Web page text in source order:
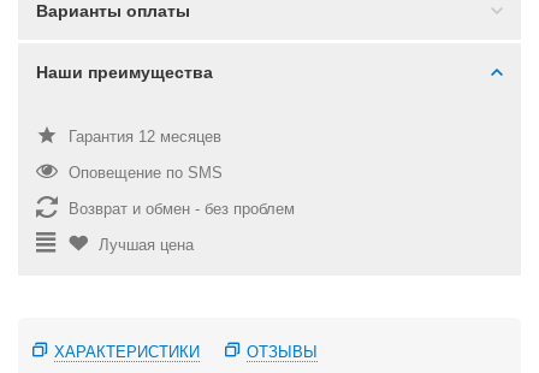
Варианты оплаты
Наши преимущества
Гарантия 12 месяцев
Оповещение по SMS
Возврат и обмен - без проблем
Лучшая цена
ХАРАКТЕРИСТИКИ ОТЗЫВЫ